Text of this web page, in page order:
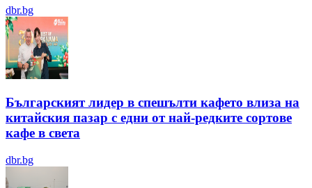
dbr.bg
Българският лидер в спешълти кафето влиза на
китайския пазар с едни от най-редките сортове
кафе в света
dbr.bg